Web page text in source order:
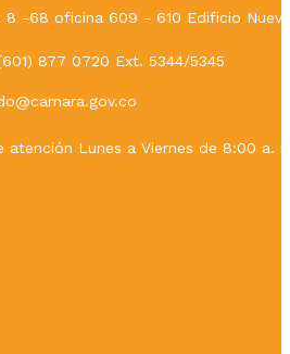
8 -68 oficina 609 - 610 Edificio
877 0720 Ext. 5344/5345
atención Lunes a Viernes de 8:00 a.